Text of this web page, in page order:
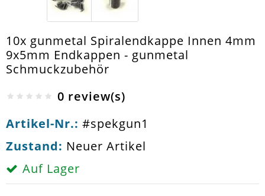
10x gunmetal Spiralendkappe Innen 4mm
9x5mm Endkappen - gunmetal
Schmuckzubehör
0 review(s)
Artikel-Nr.: #spekgun1
Zustand: Neuer Artikel
Auf Lager